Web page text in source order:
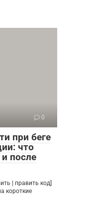
0
при беге
что
после
| править код]
короткие